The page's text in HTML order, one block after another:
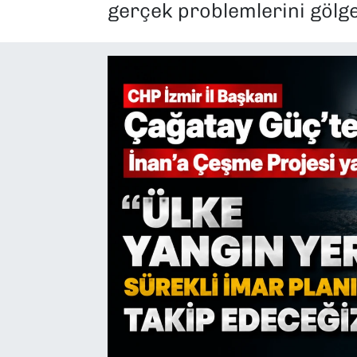
gerçek problemlerini
YEREL YÖNETİMLER